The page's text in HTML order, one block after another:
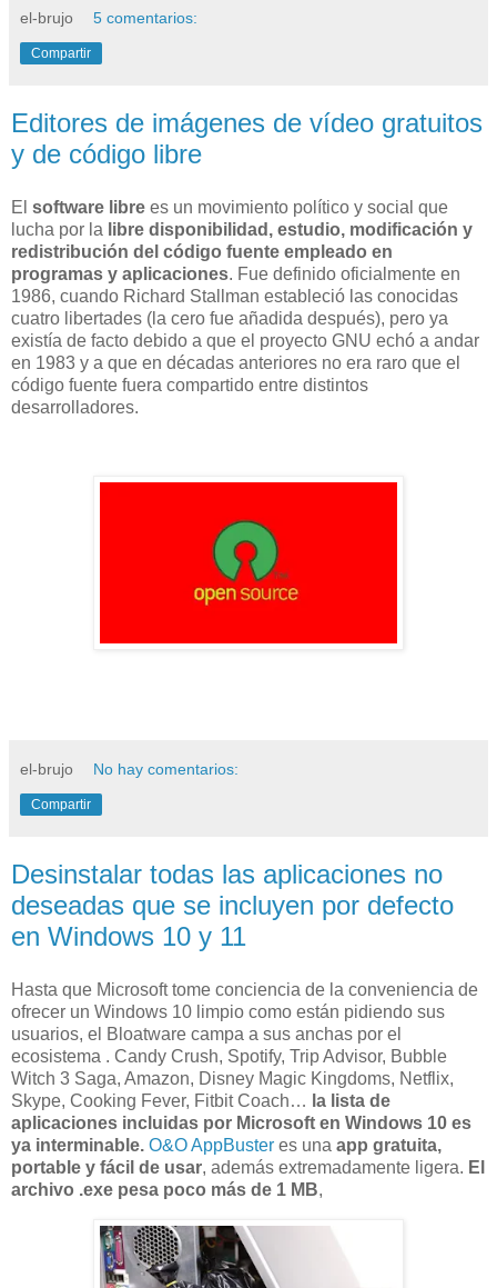
el-brujo 5 comentarios:
Compartir
Editores de imágenes de vídeo gratuitos
y de código libre
El software libre es un movimiento político y social que
lucha por la libre disponibilidad, estudio, modificación y
redistribución del código fuente empleado en
programas y aplicaciones. Fue definido oficialmente en
1986, cuando Richard Stallman estableció las conocidas
cuatro libertades (la cero fue añadida después), pero ya
existía de facto debido a que el proyecto GNU echó a andar
en 1983 y a que en décadas anteriores no era raro que el
código fuente fuera compartido entre distintos
desarrolladores.
el-brujo No hay comentarios:
Compartir
Desinstalar todas las aplicaciones no
deseadas que se incluyen por defecto
en Windows 10 y 11
Hasta que Microsoft tome conciencia de la conveniencia de
ofrecer un Windows 10 limpio como están pidiendo sus
usuarios, el Bloatware campa a sus anchas por el
ecosistema . Candy Crush, Spotify, Trip Advisor, Bubble
Witch 3 Saga, Amazon, Disney Magic Kingdoms, Netflix,
Skype, Cooking Fever, Fitbit Coach… la lista de
aplicaciones incluidas por Microsoft en Windows 10 es
ya interminable. O&O AppBuster es una app gratuita,
portable y fácil de usar, además extremadamente ligera. El
archivo .exe pesa poco más de 1 MB,